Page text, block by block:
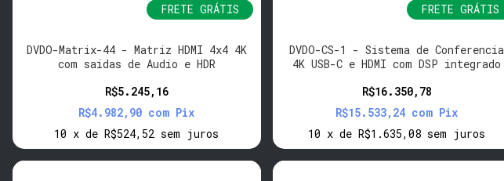
FRETE GRÁTIS
DVDO-Matrix-44 - Matriz HDMI 4x4 4K
com saidas de Audio e HDR
R$5.245,16
R$4.982,90 com Pix
10 xdeR$524,52 sem juros
FRETE GRÁTIS
DVDO-CS-1 - Sistema de Conferencia
4K USB-C e HDMI com DSP integrado
R$16.350,78
R$15.533,24 com Pix
10 xdeR$1.635,08 sem juros